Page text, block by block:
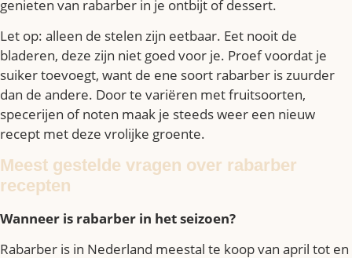
genieten van rabarber in je ontbijt of dessert.
Let op: alleen de stelen zijn eetbaar. Eet nooit de
bladeren, deze zijn niet goed voor je. Proef voordat je
suiker toevoegt, want de ene soort rabarber is zuurder
dan de andere. Door te variëren met fruitsoorten,
specerijen of noten maak je steeds weer een nieuw
recept met deze vrolijke groente.
Meest gestelde vragen over rabarber
recepten
Wanneer is rabarber in het seizoen?
Rabarber is in Nederland meestal te koop van april tot en